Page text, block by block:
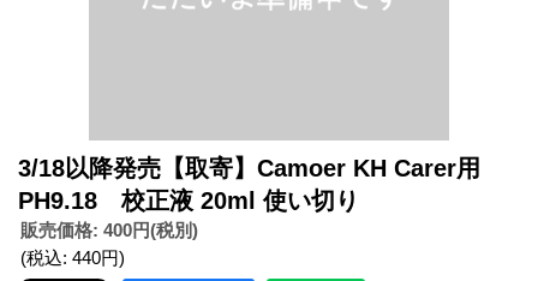
3/18以降発売【取寄】Camoer KH Carer用
PH9.18 校正液 20ml 使い切り
販売価格: 400円(税別)
(税込: 440円)